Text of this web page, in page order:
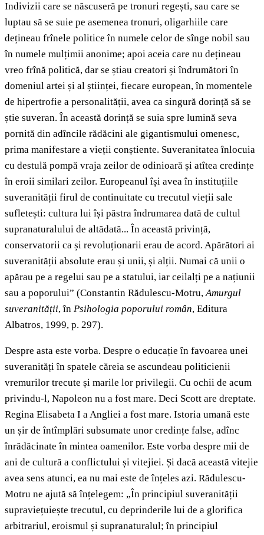
Indivizii care se născuseră pe tronuri regești, sau care se
luptau să se suie pe asemenea tronuri, oligarhiile care
dețineau frînele politice în numele celor de sînge nobil sau
în numele mulțimii anonime; apoi aceia care nu dețineau
vreo frînă politică, dar se știau creatori și îndrumători în
domeniul artei și al științei, fiecare european, în momentele
de hipertrofie a personalității, avea ca singură dorință să se
știe suveran. În această dorință se suia spre lumină seva
pornită din adîncile rădăcini ale gigantismului omenesc,
prima manifestare a vieții conștiente. Suveranitatea înlocuia
cu destulă pompă vraja zeilor de odinioară și atîtea credințe
în eroii similari zeilor. Europeanul își avea în instituțiile
suveranității firul de continuitate cu trecutul vieții sale
sufletești: cultura lui își păstra îndrumarea dată de cultul
supranaturalului de altădată... În această privință,
conservatorii ca și revoluționarii erau de acord. Apărători ai
suveranității absolute erau și unii, și alții. Numai că unii o
apărau pe a regelui sau pe a statului, iar ceilalți pe a națiunii
sau a poporului” (Constantin Rădulescu-Motru,Amurgul
suveranității, în Psihologia poporului român, Editura
Albatros, 1999, p. 297).
Despre asta este vorba. Despre o educație în favoarea unei
suveranități în spatele căreia se ascundeau politicienii
vremurilor trecute și marile lor privilegii. Cu ochii de acum
privindu-l, Napoleon nu a fost mare. Deci Scott are dreptate.
Regina Elisabeta I a Angliei a fost mare. Istoria umană este
un șir de întîmplări subsumate unor credințe false, adînc
înrădăcinate în mintea oamenilor. Este vorba despre mii de
ani de cultură a conflictului și vitejiei. Și dacă această vitejie
avea sens atunci, ea nu mai este de înțeles azi. Rădulescu-
Motru ne ajută să înțelegem: „În principiul suveranității
supraviețuiește trecutul, cu deprinderile lui de a glorifica
arbitrariul, eroismul și supranaturalul; în principiul